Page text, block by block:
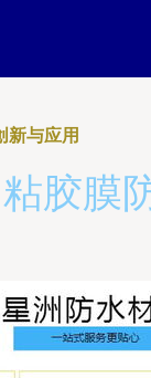
新与应用
胶膜